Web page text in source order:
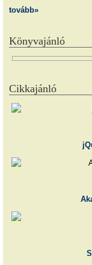
tovább»
Könyvajánló
Cikkajánló